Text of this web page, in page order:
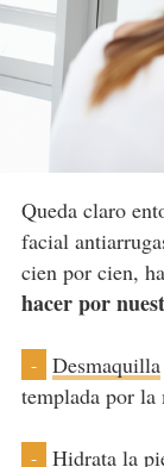
Queda claro
facial
cien por cien,
hacer por
- Desmaquilla
templada por la
-
Hidrata la